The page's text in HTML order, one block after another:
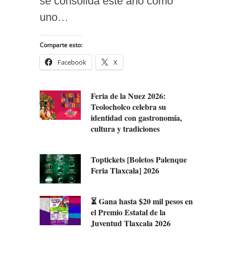
uno…
Comparte esto:
Facebook X
Feria de la Nuez 2026:
Teolocholco celebra su
identidad con gastronomía,
cultura y tradiciones
Toptickets [Boletos Palenque
Feria Tlaxcala] 2026
⏳ Gana hasta $20 mil pesos en
el Premio Estatal de la
Juventud Tlaxcala 2026